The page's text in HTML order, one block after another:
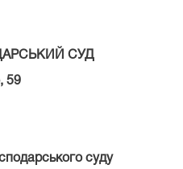
СУД
59
суду